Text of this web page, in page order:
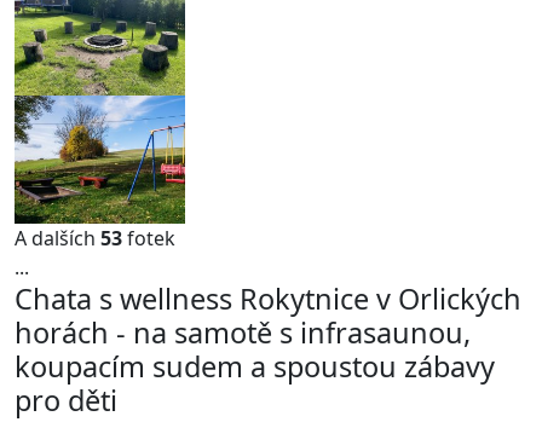
A dalších 53fotek
...
Chata s wellness Rokytnice v Orlických
horách - na samotě s infrasaunou,
koupacím sudem a spoustou zábavy
pro děti